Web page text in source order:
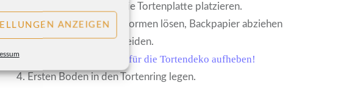
ANZEIGEN
Tortenring gleich auf die Tortenplatte platzieren.
Böden aus den Springformen lösen, Backpapier abziehen
und oben gerade schneiden.
Abschnitte vom Boden für die Tortendeko aufheben!
Ersten Boden in den Tortenring legen.